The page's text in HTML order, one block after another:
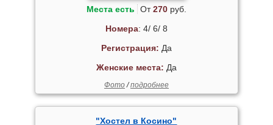
Места есть От270руб.
Номера: 4/ 6/ 8
Регистрация: Да
Женские места: Да
Фото/подробнее
"Хостел в Косино"